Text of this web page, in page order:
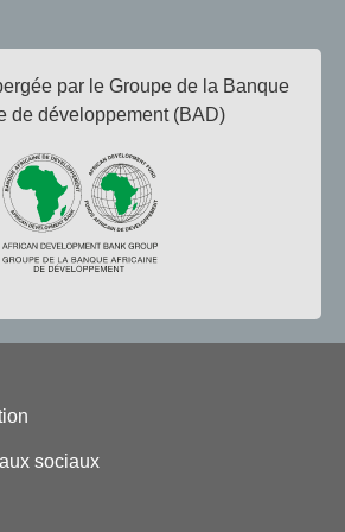
par le Groupe de la Banque
de développement (BAD)
sociaux